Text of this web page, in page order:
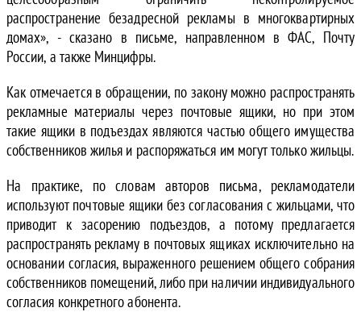
распространение безадресной рекламы в многоквартирных
домах», - сказано в письме, направленном в ФАС, Почту
России, а также Минцифры.
Как отмечается в обращении, по закону можно распространять
рекламные материалы через почтовые ящики, но при этом
такие ящики в подъездах являются частью общего имущества
собственников жилья и распоряжаться им могут только жильцы.
На практике, по словам авторов письма, рекламодатели
используют почтовые ящики без согласования с жильцами, что
приводит к засорению подъездов, а потому предлагается
распространять рекламу в почтовых ящиках исключительно на
основании согласия, выраженного решением общего собрания
собственников помещений, либо при наличии индивидуального
согласия конкретного абонента.